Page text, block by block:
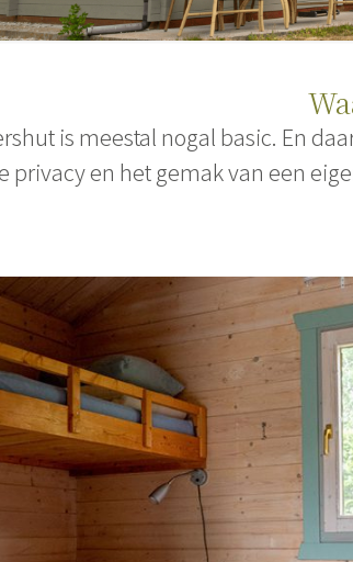
is meestal nogal basic. En
privacy en het gemak van een